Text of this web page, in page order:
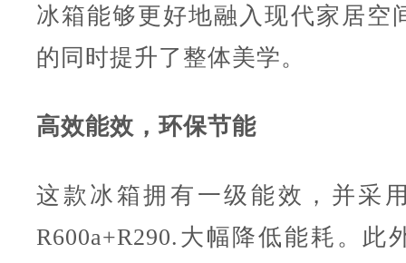
冰箱能够更好地融入现代家居空
的同时提升了整体美学。
高效能效，环保节能
这款冰箱拥有一级能效，并采
R600a+R290.大幅降低能耗。此